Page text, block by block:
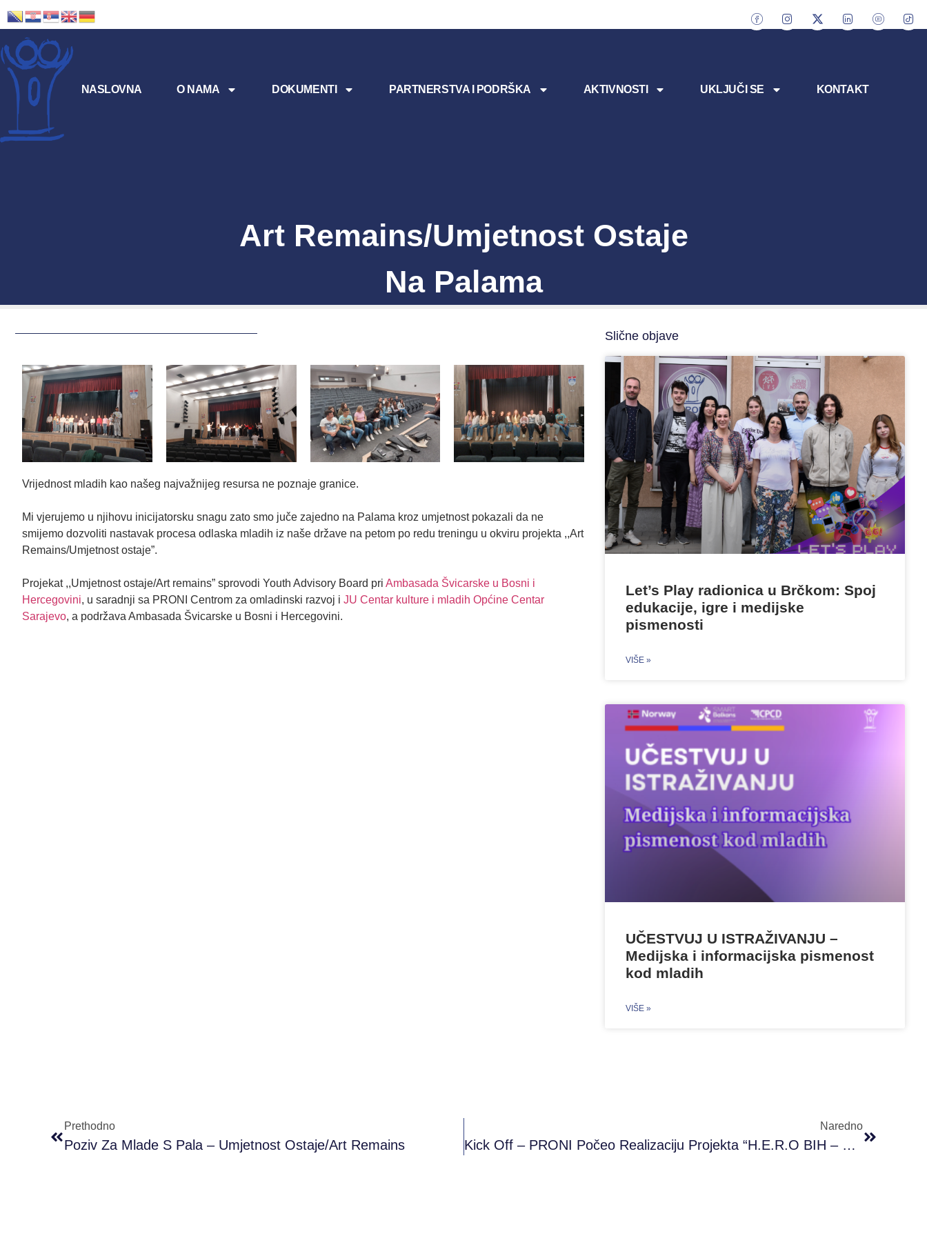
NASLOVNA O NAMA DOKUMENTI PARTNERSTVA I PODRŠKA AKTIVNOSTI UKLJUČI SE KONTAKT
Art Remains/Umjetnost Ostaje
Na Palama
Vrijednost mladih kao našeg najvažnijeg resursa ne poznaje granice.
Mi vjerujemo u njihovu inicijatorsku snagu zato smo juče zajedno na Palama kroz umjetnost pokazali da ne
smijemo dozvoliti nastavak procesa odlaska mladih iz naše države na petom po redu treningu u okviru projekta ,,Art
Remains/Umjetnost ostaje”.
Projekat ,,Umjetnost ostaje/Art remains” sprovodi Youth Advisory Board pri Ambasada Švicarske u Bosni i
Hercegovini, u saradnji sa PRONI Centrom za omladinski razvoj i JU Centar kulture i mladih Općine Centar
Sarajevo, a podržava Ambasada Švicarske u Bosni i Hercegovini.
Slične objave
Let’s Play radionica u Brčkom: Spoj
edukacije, igre i medijske
pismenosti
VIŠE »
UČESTVUJ U ISTRAŽIVANJU –
Medijska i informacijska pismenost
kod mladih
VIŠE »
Prethodno
Poziv Za Mlade S Pala – Umjetnost Ostaje/Art Remains
Naredno
Kick Off – PRONI Počeo Realizaciju Projekta “H.E.R.O BIH – Helping To Educate Regarding Orientation In Bosnia And Herzegovina”